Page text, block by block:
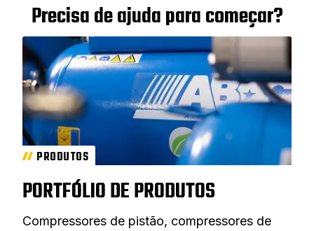
Precisa de ajuda para começar?
PRODUTOS
PORTFÓLIO DE PRODUTOS
Compressores de pistão, compressores de